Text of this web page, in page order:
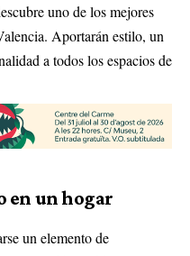
uno de los mejores
. Aportarán estilo, un
a todos los espacios de
en un hogar
un elemento de